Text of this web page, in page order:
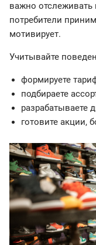
важно отслеживать
потребители
мотивирует.
Учитывайте
формируете
подбираете
разрабатываете
готовите акции,